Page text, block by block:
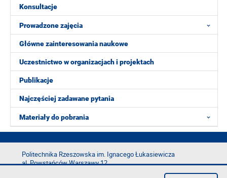
Konsultacje
Prowadzone zajęcia
Główne zainteresowania naukowe
Uczestnictwo w organizacjach i projektach
Publikacje
Najczęściej zadawane pytania
Materiały do pobrania
Politechnika Rzeszowska im. Ignacego Łukasiewicza
al. Powstańców Warszawy 12